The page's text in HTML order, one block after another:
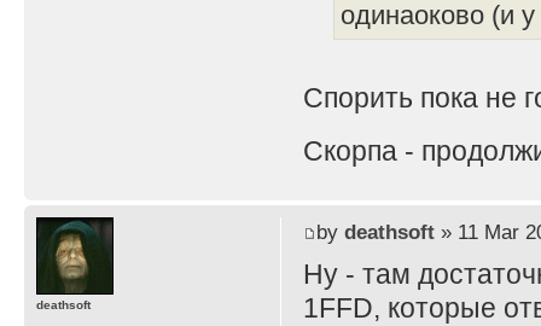
одинаоково (и
Спорить пока не
Скорпа -
by deathsoft» 11 Mar
Ну - там
1FFD, которые
deathsoft